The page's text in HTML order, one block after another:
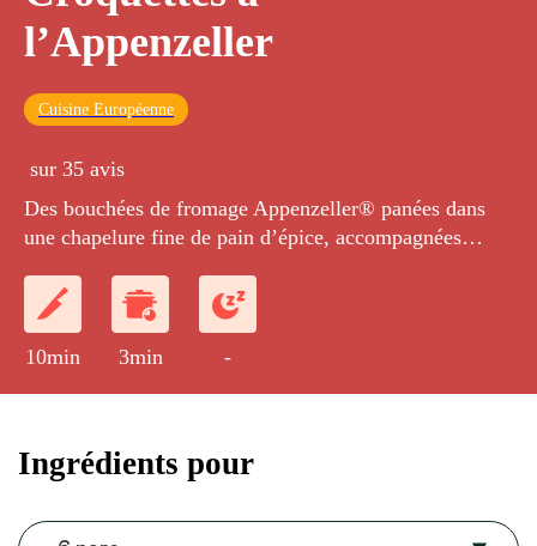
l’Appenzeller
Cuisine Européenne
sur 35 avis
Des bouchées de fromage Appenzeller® panées dans
une chapelure fine de pain d’épice, accompagnées
vierge.
10min 3min -
Ingrédients pour